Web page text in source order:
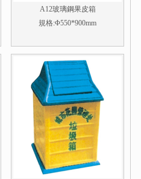
A12玻璃鋼果皮箱
規格:Φ550*900mm